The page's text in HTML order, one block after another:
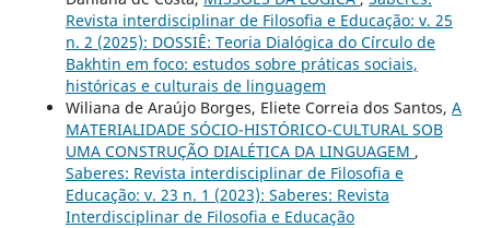
Revista interdisciplinar de Filosofia e Educação: v. 25
n. 2 (2025): DOSSIÊ: Teoria Dialógica do Círculo de
Bakhtin em foco: estudos sobre práticas sociais,
históricas e culturais de linguagem
Wiliana de Araújo Borges, Eliete Correia dos Santos, A
MATERIALIDADE SÓCIO-HISTÓRICO-CULTURAL SOB
UMA CONSTRUÇÃO DIALÉTICA DA LINGUAGEM ,
Saberes: Revista interdisciplinar de Filosofia e
Educação: v. 23 n. 1 (2023): Saberes: Revista
Interdisciplinar de Filosofia e Educação